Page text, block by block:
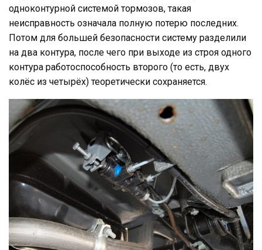
одноконтурной системой тормозов, такая
неисправность означала полную потерю последних.
Потом для большей безопасности систему разделили
на два контура, после чего при выходе из строя одного
контура работоспособность второго (то есть, двух
колёс из четырёх) теоретически сохраняется.